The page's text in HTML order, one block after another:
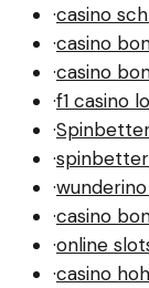
·casino
·casino
·casino
·f1 casino
·
·
·
·casino
·online
·casino